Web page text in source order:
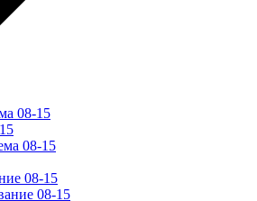
08-15
08-15
08-15
08-15